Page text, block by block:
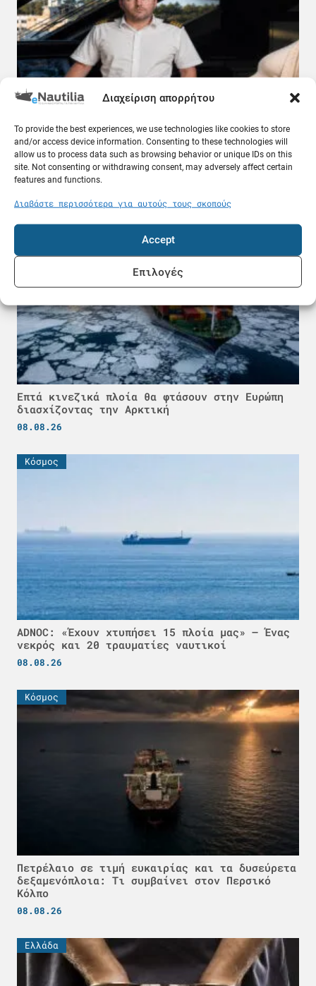
Διαχείριση απορρήτου
To provide the best experiences, we use technologies like cookies to store
and/or access device information. Consenting to these technologies will
allow us to process data such as browsing behavior or unique IDs on this
site. Not consenting or withdrawing consent, may adversely affect certain
features and functions.
Διαβάστε περισσότερα για αυτούς τους σκοπούς
Accept
Επιλογές
Έγκυος ναυτικός κινδυνεύει να χάσει τη
δουλειά της – «Κάθε καλοκαίρι οι ίδιες
καταγγελίες»
Ποντοπόρος
Επτά κινεζικά πλοία θα φτάσουν στην Ευρώπη
διασχίζοντας την Αρκτική
08.08.26
Κόσμος
ADNOC: «Έχουν χτυπήσει 15 πλοία μας» – Ένας
νεκρός και 20 τραυματίες ναυτικοί
08.08.26
Κόσμος
Πετρέλαιο σε τιμή ευκαιρίας και τα δυσεύρετα
δεξαμενόπλοια: Τι συμβαίνει στον Περσικό
Κόλπο
08.08.26
Ελλάδα